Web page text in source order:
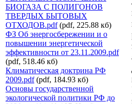
БИОГАЗА С ПОЛИГОНОВ
ТВЕРДЫХ БЫТОВЫХ
ОТХОДОВ.pdf(pdf, 225.88 кб)
ФЗ Об энергосбережении и о
повышении энергетической
эффективности от 23.11.2009.pdf
(pdf, 518.46 кб)
Климатическая доктрина РФ
2009.pdf(pdf, 184.93 кб)
Основы государственной
экологической политики РФ до